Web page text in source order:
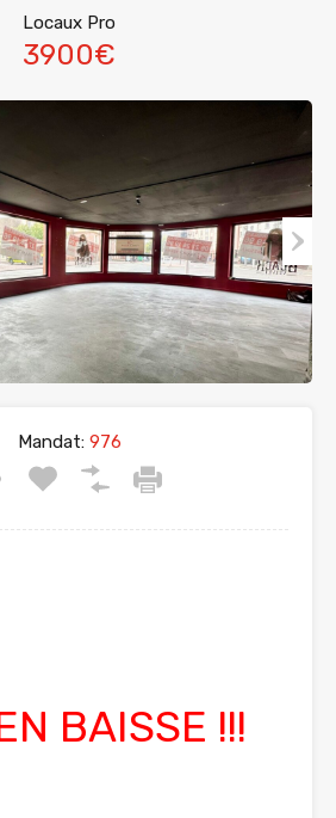
Locaux Pro
3900€
Mandat:976
BAISSE !!!